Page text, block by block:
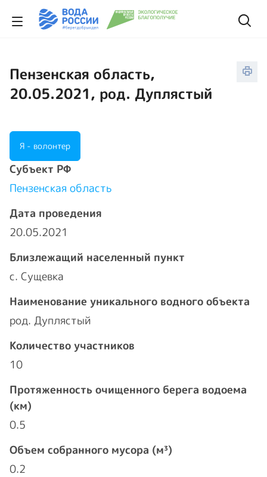
Пензенская область,
20.05.2021, род. Дуплястый
Я - волонтер
Cубъект РФ
Пензенская область
Дата проведения
20.05.2021
Близлежащий населенный пункт
с. Сущевка
Наименование уникального водного объекта
род. Дуплястый
Количество участников
10
Протяженность очищенного берега водоема
(км)
0.5
Объем собранного мусора (м³)
0.2